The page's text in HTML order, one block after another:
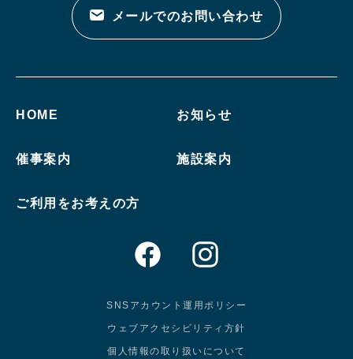
メールでのお問い合わせ
HOME お知らせ
催事案内 施設案内
ご利用をお考えの方
SNSアカウント運用ポリシー
ウェブアクセシビリティ方針
個人情報の取り扱いについて